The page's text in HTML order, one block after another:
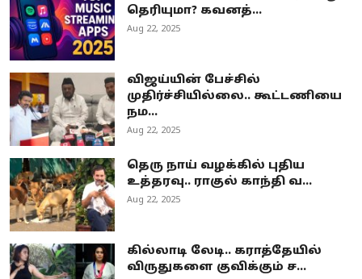
தெரியுமா? கவனத்...
Aug 22, 2025
விஜய்யின் பேச்சில்
முதிர்ச்சியில்லை.. கூட்டணியை
நம...
Aug 22, 2025
தெரு நாய் வழக்கில் புதிய
உத்தரவு.. ராகுல் காந்தி வ...
Aug 22, 2025
கில்லாடி லேடி.. கராத்தேயில்
விருதுகளை குவிக்கும் ச...